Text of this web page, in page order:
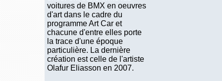
voitures de BMX en oeuvres
d'art dans le cadre du
programme Art Car et
chacune d'entre elles porte
la trace d'une époque
particulière. La dernière
création est celle de l'artiste
Olafur Eliasson en 2007.